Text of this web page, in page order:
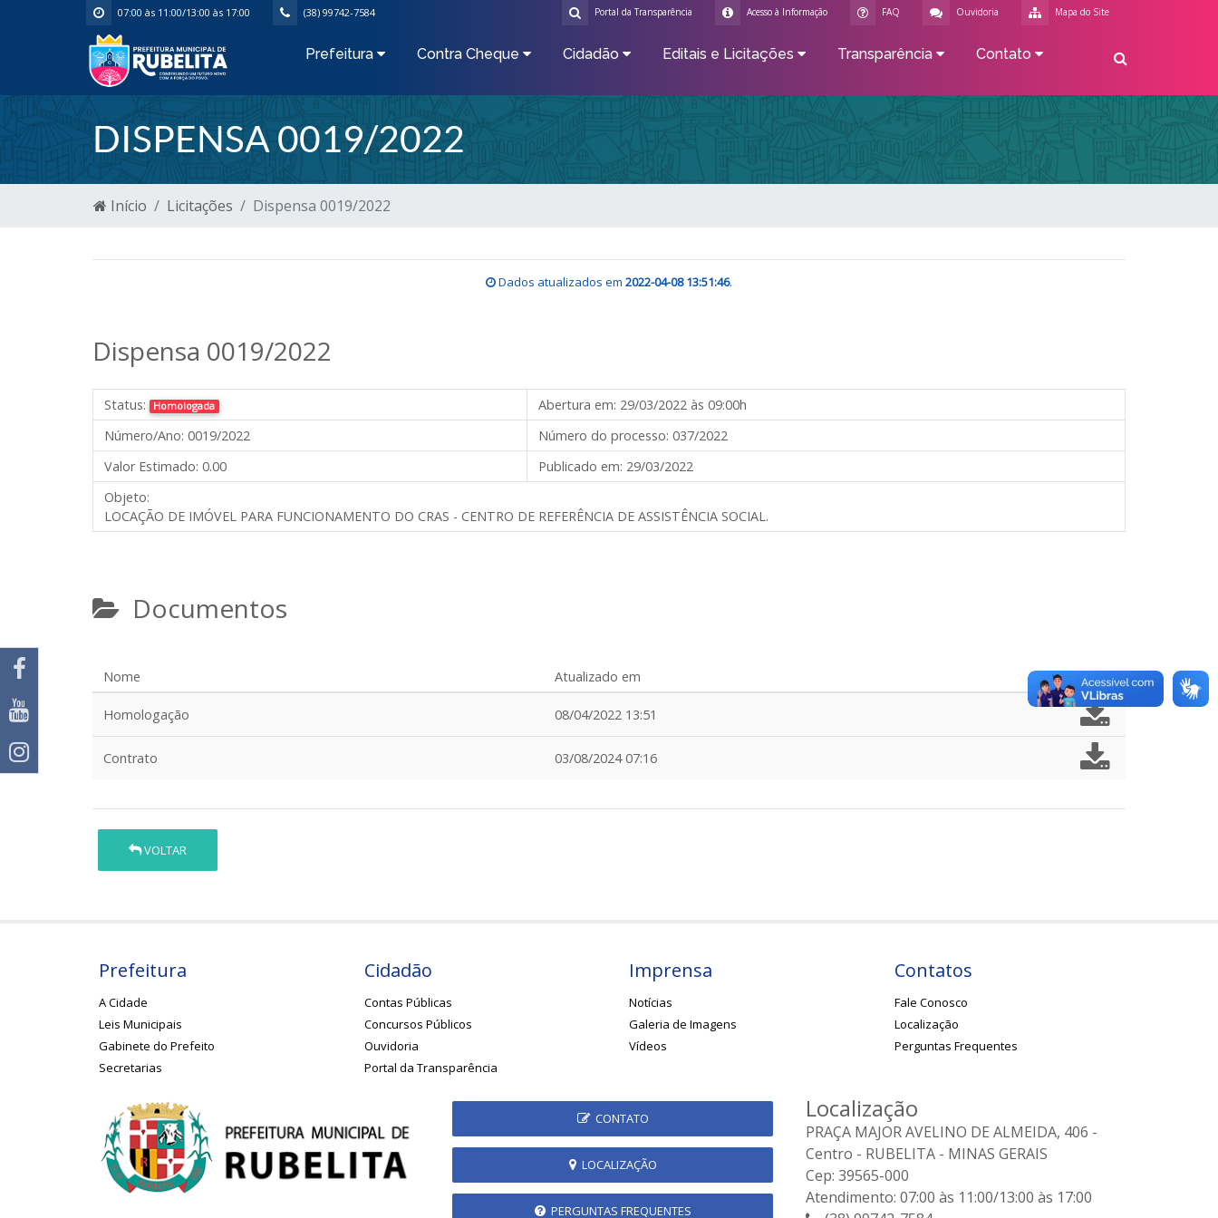
07:00 às 11:00/13:00 às 17:00 (38) 99742-7584 Mapa do Site
Ouvidoria
FAQ
Acesso à Informação
Portal da Transparência
Prefeitura Contra Cheque Cidadão Editais e Licitações Transparência Contato
DISPENSA 0019/2022
Início Licitações Dispensa 0019/2022
Dados atualizados em 2022-04-08 13:51:46.
Dispensa 0019/2022
Status: Homologada Abertura em: 29/03/2022 às 09:00h
Número/Ano: 0019/2022 Número do processo: 037/2022
Valor Estimado: 0.00 Publicado em: 29/03/2022
Objeto:
LOCAÇÃO DE IMÓVEL PARA FUNCIONAMENTO DO CRAS - CENTRO DE REFERÊNCIA DE ASSISTÊNCIA SOCIAL.
Documentos
Nome Atualizado em
Homologação 08/04/2022 13:51
Contrato 03/08/2024 07:16
VOLTAR
Prefeitura
A Cidade
Leis Municipais
Gabinete do Prefeito
Secretarias
Cidadão
Contas Públicas
Concursos Públicos
Ouvidoria
Portal da Transparência
Imprensa
Notícias
Galeria de Imagens
Vídeos
Contatos
Fale Conosco
Localização
Perguntas Frequentes
CONTATO
LOCALIZAÇÃO
PERGUNTAS FREQUENTES
Localização
PRAÇA MAJOR AVELINO DE ALMEIDA, 406 -
Centro - RUBELITA - MINAS GERAIS
Cep: 39565-000
Atendimento: 07:00 às 11:00/13:00 às 17:00